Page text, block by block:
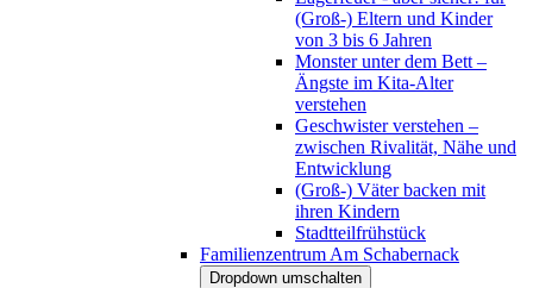
(Groß-) Eltern und Kinder
von 3 bis 6 Jahren
Monster unter dem Bett –
Ängste im Kita-Alter
verstehen
Geschwister verstehen –
zwischen Rivalität, Nähe und
Entwicklung
(Groß-) Väter backen mit
ihren Kindern
Stadtteilfrühstück
Familienzentrum Am Schabernack
Dropdown umschalten